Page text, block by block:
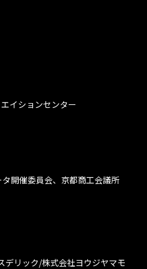
イションセンター
開催委員会、京都商工会議所
デリック/株式会社ヨウジヤマモ